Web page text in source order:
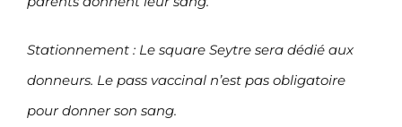
Stationnement : Le square Seytre sera dédié aux
donneurs. Le pass vaccinal n’est pas obligatoire
pour donner son sang.